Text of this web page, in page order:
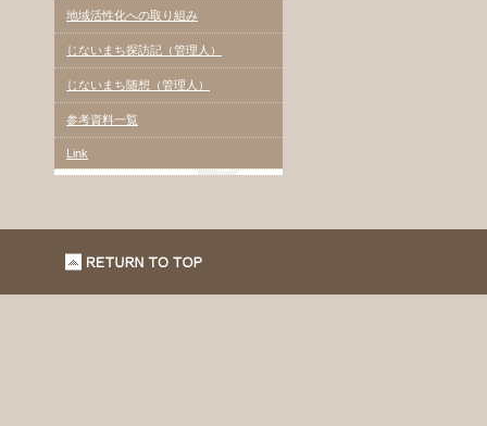
地域活性化への取り組み
じないまち探訪記（管理人）
じないまち随想（管理人）
参考資料一覧
Link